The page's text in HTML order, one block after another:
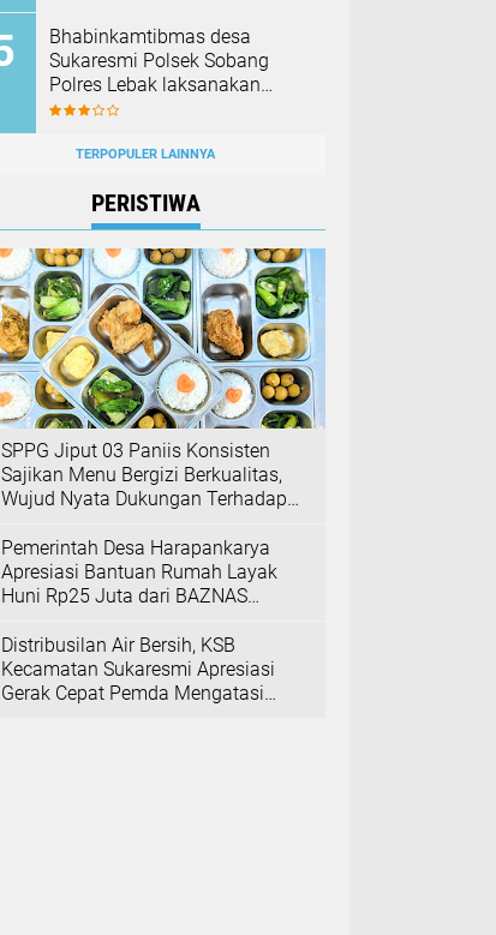
Bhabinkamtibmas desa
Sukaresmi Polsek Sobang
Polres Lebak laksanakan
Sambang di Desa binaanya
TERPOPULER LAINNYA
PERISTIWA
SPPG Jiput 03 Paniis Konsisten
Sajikan Menu Bergizi Berkualitas,
Wujud Nyata Dukungan Terhadap
Pemerintah Desa Harapankarya
Apresiasi Bantuan Rumah Layak
Huni Rp25 Juta dari BAZNAS
Distribusilan Air Bersih, KSB
Kecamatan Sukaresmi Apresiasi
Gerak Cepat Pemda Mengatasi